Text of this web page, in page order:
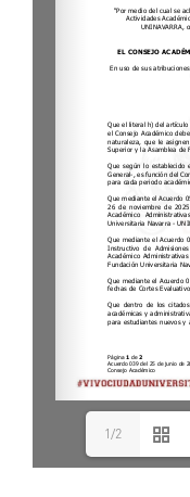
1/2